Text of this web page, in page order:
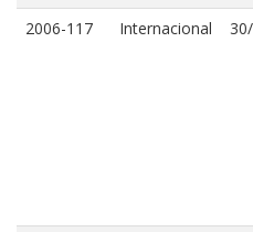
2006-117 Internacional